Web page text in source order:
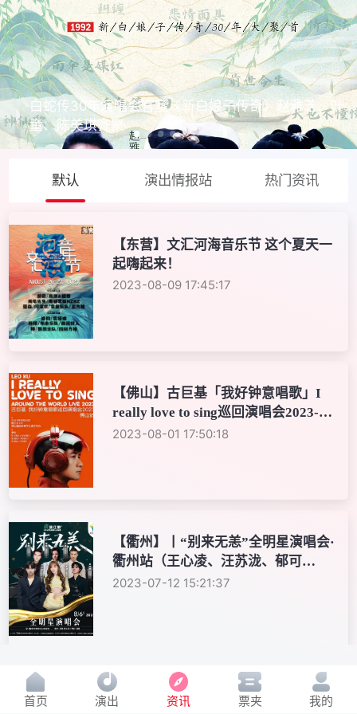
白蛇传30年演唱会官宣《新白娘子传奇》赵雅芝、叶
童、陈美琪齐聚
默认 演出情报站 热门资讯
【东营】文汇河海音乐节 这个夏天一
起嗨起来！
2023-08-09 17:45:17
【佛山】古巨基「我好钟意唱歌」I
really love to sing巡回演唱会2023-佛
山站
2023-08-01 17:50:18
【衢州】丨“别来无恙”全明星演唱会·
衢州站（王心凌、汪苏泷、郁可
唯......）
2023-07-12 15:21:37
【广州】丨JACKY CHEUNG《60+》
CONCERT TOUR 张学友《60+》巡回
首页 演出 资讯 票夹 我的